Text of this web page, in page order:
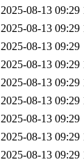
2025-08-13 09:29
2025-08-13 09:29
2025-08-13 09:29
2025-08-13 09:29
2025-08-13 09:29
2025-08-13 09:29
2025-08-13 09:29
2025-08-13 09:29
2025-08-13 09:29